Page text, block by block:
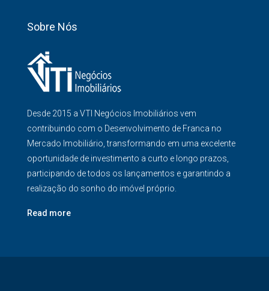
Sobre Nós
Desde 2015 a VTI Negócios Imobiliários vem
contribuindo com o Desenvolvimento de Franca no
Mercado Imobiliário, transformando em uma excelente
oportunidade de investimento a curto e longo prazos,
participando de todos os lançamentos e garantindo a
realização do sonho do imóvel próprio.
Read more